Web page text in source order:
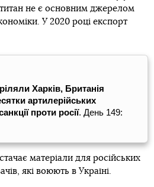
не є основним джерелом
У 2020 році експорт
Харків, Британія
артилерійських
проти росії. День 149:
матеріали для російських
які воюють в Україні.